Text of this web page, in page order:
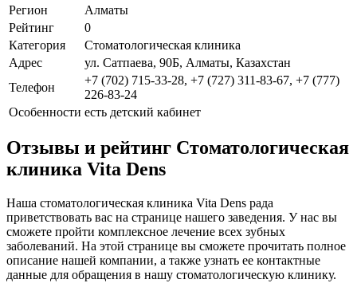
Регион
Алматы
Рейтинг
0
Категория
Стоматологическая клиника
Адрес
ул. Сатпаева, 90Б, Алматы, Казахстан
Телефон
+7 (702) 715-33-28, +7 (727) 311-83-67, +7 (777)
226-83-24
Особенности есть детский кабинет
Отзывы и рейтинг Стоматологическая
клиника Vita Dens
Наша стоматологическая клиника Vita Dens рада
приветствовать вас на странице нашего заведения. У нас вы
сможете пройти комплексное лечение всех зубных
заболеваний. На этой странице вы сможете прочитать полное
описание нашей компании, а также узнать ее контактные
данные для обращения в нашу стоматологическую клинику.